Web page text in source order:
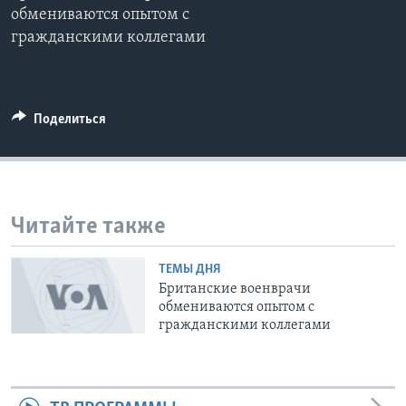
Learning English
Языки
обмениваются опытом с
гражданскими коллегами
Поделиться
Читайте также
ТЕМЫ ДНЯ
Британские военврачи
обмениваются опытом с
гражданскими коллегами